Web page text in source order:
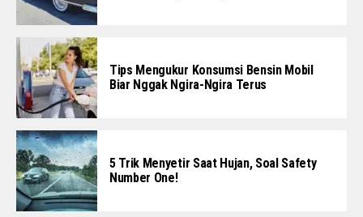
Tips Mengukur Konsumsi Bensin Mobil
Biar Nggak Ngira-Ngira Terus
5 Trik Menyetir Saat Hujan, Soal Safety
Number One!